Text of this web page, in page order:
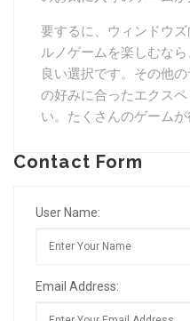
要するに、ウィンドウ
ルノゲームを楽しむな
良い選択です。その他
の好みに合ったエクス
い。たくさんのゲームが
Contact Form
User Name:
Email Address: